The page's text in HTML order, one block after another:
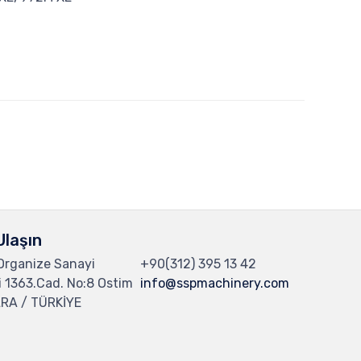
Sanayi
1363.Cad. No:8 Ostim
/ TÜRKİYE
+90(312) 395 13 42
info@sspmachinery.com